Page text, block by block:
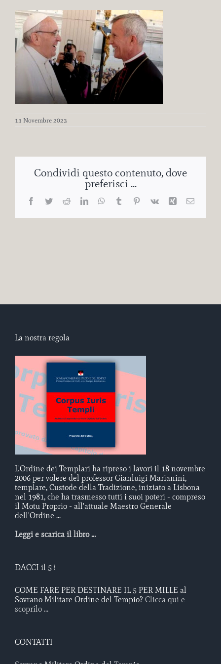
13 Novembre 2023
Condividi questo contenuto, dove
preferisci ...
Facebook
TwitterRedditLinkedInWhatsApp
TumblrPinterest
Vk Xing Email
La nostra regola
L'Ordine dei Templari ha ripreso i lavori il 18 novembre
2006 per volere del professor Gianluigi Marianini,
templare, Custode della Tradizione, iniziato a Lisbona
nel 1981, che ha trasmesso tutti i suoi poteri - compreso
il Motu Proprio - all'attuale Maestro Generale
dell'Ordine ...
Leggi e scarica il libro ...
DACCI il 5 !
COME FARE PER DESTINARE IL 5 PER MILLE al
Sovrano Militare Ordine del Tempio? Clicca qui e
scoprilo ...
CONTATTI